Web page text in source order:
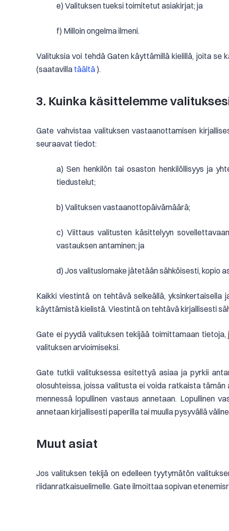
e) Valituksen tueksi toimitetut asiakirjat; ja
f) Milloin ongelma ilmeni.
Valituksia voi tehdä Gaten käyttämillä kielillä, joita se
(saatavilla täältä).
3. Kuinka käsittelemme
Gate vahvistaa valituksen vastaanottamisen
seuraavat tiedot:
a) Sen henkilön tai osaston henkilöllisyys ja
tiedustelut;
b) Valituksen vastaanottopäivämäärä;
c) Viittaus valitusten käsittelyyn
vastauksen antaminen; ja
d) Jos valituslomake jätetään sähköisesti, kopio
Kaikki viestintä on tehtävä selkeällä,
käyttämistä kielistä. Viestintä on tehtävä kirjallisesti
Gate ei pyydä valituksen tekijää toimittamaan
valituksen arvioimiseksi.
Gate tutkii valituksessa esitettyä asiaa ja pyrkii
olosuhteissa, joissa valitusta ei voida ratkaista
mennessä lopullinen vastaus annetaan. Lopullinen
annetaan kirjallisesti paperilla tai muulla pysyvällä
Muut asiat
Jos valituksen tekijä on edelleen tyytymätön
riidanratkaisuelimelle. Gate ilmoittaa sopivan